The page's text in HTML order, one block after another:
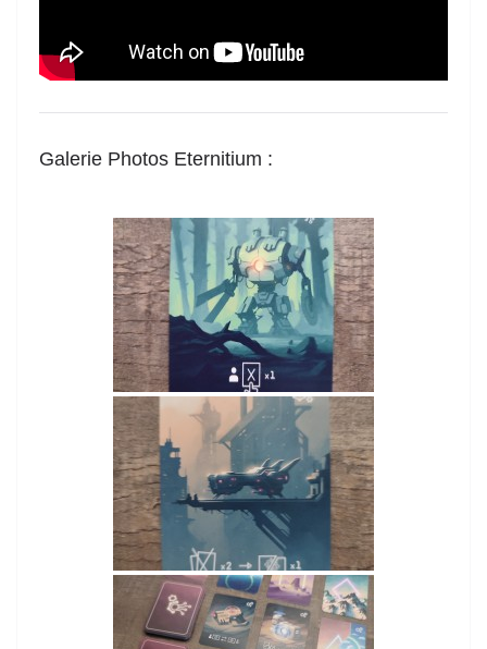
Galerie Photos Eternitium :